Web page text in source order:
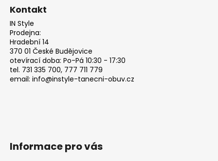
Kontakt
IN Style
Prodejna:
Hradební 14
370 01 České Budějovice
otevírací doba: Po-Pá 10:30 - 17:30
tel. 731 335 700, 777 711 779
email: info@instyle-tanecni-obuv.cz
Informace pro vás